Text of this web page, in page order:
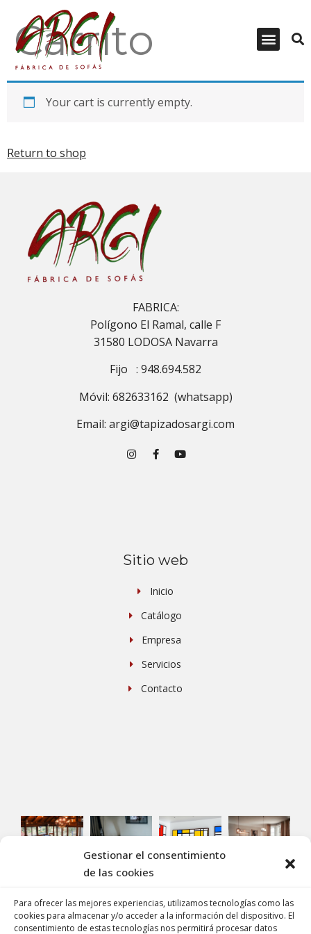
Gestionar el consentimiento
de las cookies
Para ofrecer las mejores experiencias, utilizamos tecnologías como las
cookies para almacenar y/o acceder a la información del dispositivo. El
consentimiento de estas tecnologías nos permitirá procesar datos
Carrito
Your cart is currently empty.
Return to shop
FABRICA:
Polígono El Ramal, calle F
31580 LODOSA Navarra
Fijo : 948.694.582
Móvil: 682633162 (whatsapp)
Email: argi@tapizadosargi.com
Sitio web
Inicio
Catálogo
Empresa
Servicios
Contacto